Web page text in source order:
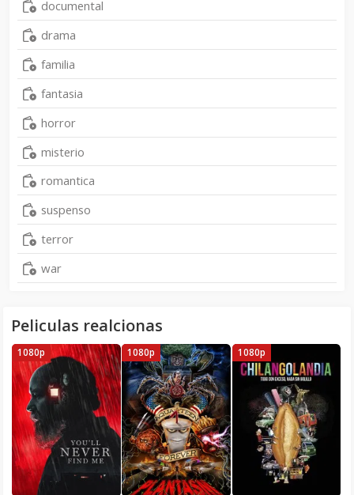
documental
drama
familia
fantasia
horror
misterio
romantica
suspenso
terror
war
Peliculas realcionas
1080p 1080p 1080p